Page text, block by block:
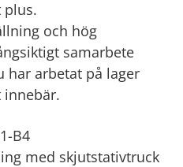
plus.
och hög
samarbete
har arbetat på lager
innebär.
B4
med skjutstativtruck